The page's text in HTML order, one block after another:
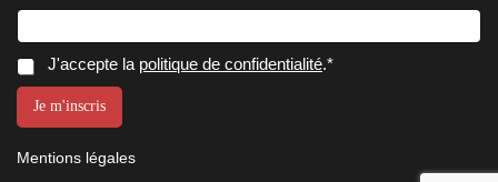
E
-
i
l
C
C
o
s
e
n
J'accepte la politique de confidentialité.*
Je m'inscris
Mentions légales